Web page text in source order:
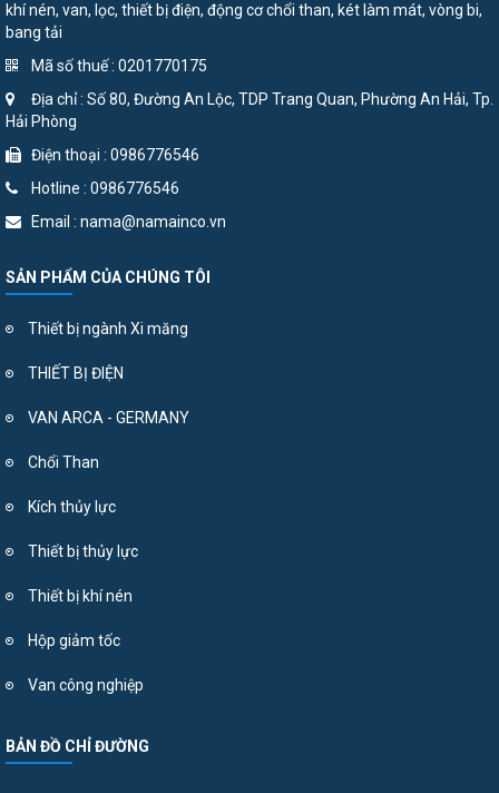
khí nén, van, lọc, thiết bị điện, động cơ chổi than, két làm mát, vòng bi,
bang tải
Mã số thuế : 0201770175
Địa chỉ : Số 80, Đường An Lộc, TDP Trang Quan, Phường An Hải, Tp.
Hải Phòng
Điện thoại : 0986776546
Hotline : 0986776546
Email : nama@namainco.vn
SẢN PHẨM CỦA CHÚNG TÔI
Thiết bị ngành Xi măng
THIẾT BỊ ĐIỆN
VAN ARCA - GERMANY
Chổi Than
Kích thủy lực
Thiết bị thủy lực
Thiết bị khí nén
Hộp giảm tốc
Van công nghiệp
BẢN ĐỒ CHỈ ĐƯỜNG